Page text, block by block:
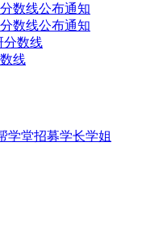
数线公布通知
数线公布通知
分数线
线
学堂招募学长学姐